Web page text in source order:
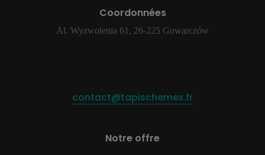
Coordonnées
Al. Wyzwolenia 61, 26-225 Gowarczów
contact@tapischemex.fr
Notre offre